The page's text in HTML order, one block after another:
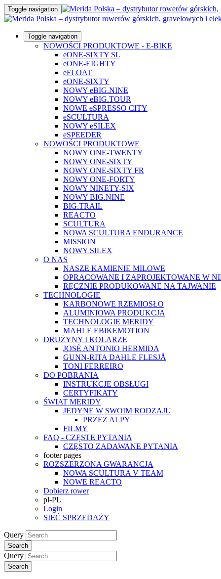
Toggle navigation
Toggle navigation
NOWOŚCI PRODUKTOWE - E-BIKE
eONE-SIXTY SL
eONE-EIGHTY
eFLOAT
eONE-SIXTY
NOWY eBIG.NINE
NOWY eBIG.TOUR
NOWE eSPRESSO CITY
eSCULTURA
NOWY eSILEX
eSPEEDER
NOWOŚCI PRODUKTOWE
NOWY ONE-TWENTY
NOWY ONE-SIXTY
NOWY ONE-SIXTY FR
NOWY ONE-FORTY
NOWY NINETY-SIX
NOWY BIG.NINE
BIG.TRAIL
REACTO
SCULTURA
NOWA SCULTURA ENDURANCE
MISSION
NOWY SILEX
O NAS
NASZE KAMIENIE MILOWE
OPRACOWANE I ZAPROJEKTOWANE W
RĘCZNIE PRODUKOWANE NA TAJWANIE
TECHNOLOGIE
KARBONOWE RZEMIOSŁO
ALUMINIOWA PRODUKCJA
TECHNOLOGIE MERIDY
MAHLE EBIKEMOTION
DRUŻYNY I KOLARZE
JOSÉ ANTONIO HERMIDA
GUNN-RITA DAHLE FLESJÅ
TONI FERREIRO
DO POBRANIA
INSTRUKCJE OBSŁUGI
CERTYFIKATY
ŚWIAT MERIDY
JEDYNE W SWOIM RODZAJU
PRZEZ ALPY
FILMY
FAQ - CZĘSTE PYTANIA
CZĘSTO ZADAWANE PYTANIA
footer pages
ROZSZERZONA GWARANCJA
NOWA SCULTURA V TEAM
NOWE REACTO
Dobierz rower
pl-PL
Login
SIEĆ SPRZEDAŻY
Query
Search
Query
Search